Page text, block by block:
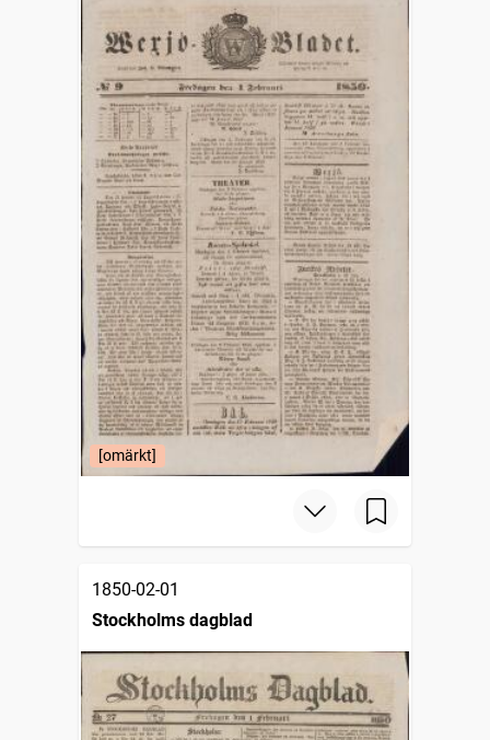
[omärkt]
1850-02-01
Stockholms dagblad